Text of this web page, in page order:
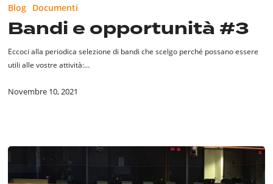
opportunità
#3
Blog Documenti
Bandi e opportunità #3
Eccoci alla periodica selezione di bandi che scelgo perché possano essere
utili alle vostre attività:…
Novembre 10, 2021